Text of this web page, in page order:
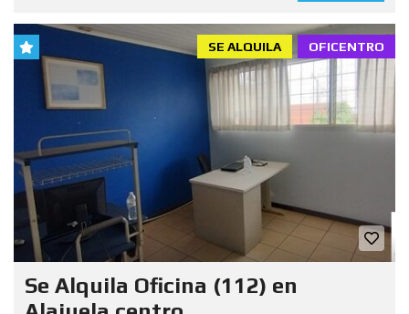
OFICENTRO
SE ALQUILA
Se Alquila Oficina (112) en